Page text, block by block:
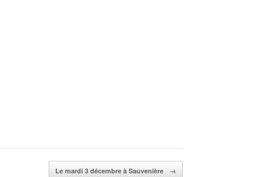
Le mardi 3 décembre à Sauvenière →